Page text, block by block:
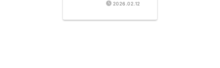
2026.02.12